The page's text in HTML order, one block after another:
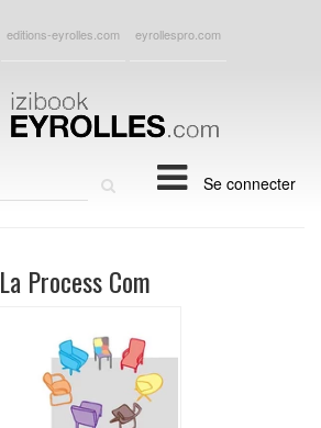
editions-eyrolles.com eyrollespro.com
Se connecter
La Process Com